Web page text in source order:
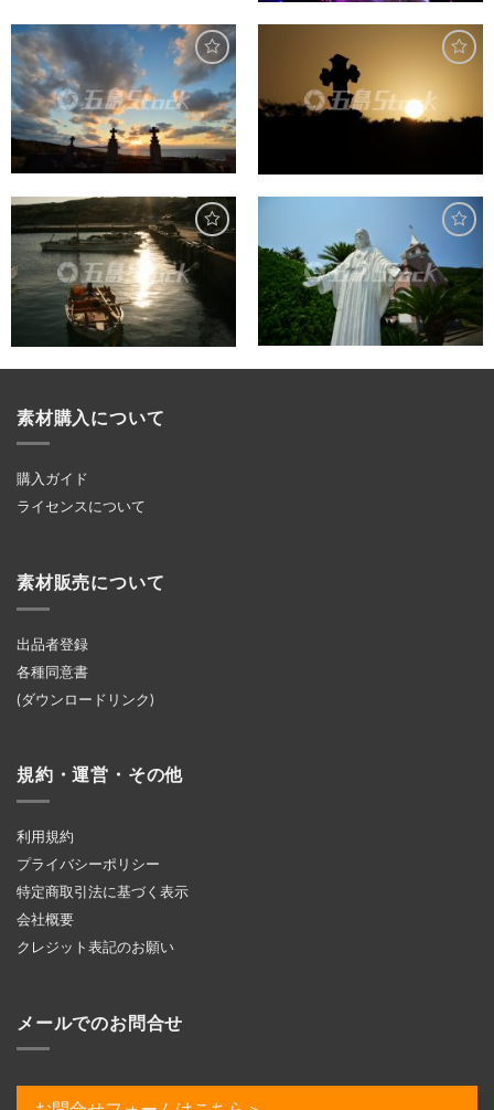
素材購入について
購入ガイド
ライセンスについて
素材販売について
出品者登録
各種同意書
(ダウンロードリンク)
規約・運営・その他
利用規約
プライバシーポリシー
特定商取引法に基づく表示
会社概要
クレジット表記のお願い
メールでのお問合せ